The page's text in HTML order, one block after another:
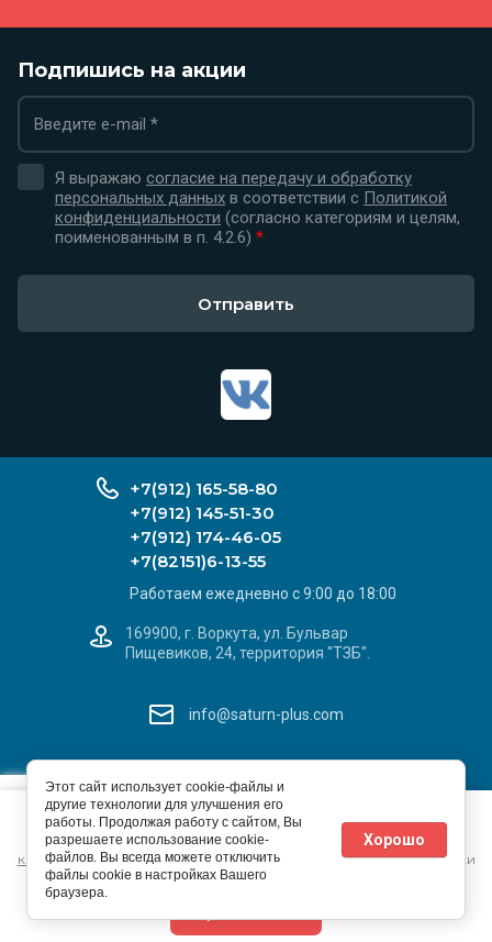
Подпишись на акции
Я выражаю согласие на передачу и обработку
персональных данных в соответствии с Политикой
конфиденциальности (согласно категориям и целям,
поименованным в п. 4.2.6) *
Отправить
© 2026 ИП Ивашев С. Л.
Политика конфиденциальности
+7(912) 165-58-80
+7(912) 145-51-30
+7(912) 174-46-05
+7(82151)6-13-55
Работаем ежедневно с 9:00 до 18:00
169900, г. Воркута, ул. Бульвар
Пищевиков, 24, территория "ТЗБ".
info@saturn-plus.com
Добавьте наш сайт
на Ваше устройство
Этот сайт использует файлы cookie и метаданные. Продолжая
просматривать его, вы соглашаетесь на использование нами
файлов cookie и метаданных в соответствии сПолитикой
конфиденциальности(согласно категориям и целям обработки
ПД, поименованным в п. 4.3)
Этот сайт использует cookie-файлы и
другие технологии для улучшения его
работы. Продолжая работу с сайтом, Вы
разрешаете использование cookie-
файлов. Вы всегда можете отключить
файлы cookie в настройках Вашего
браузера.
Хорошо